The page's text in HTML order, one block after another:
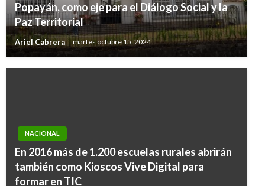
Popayán, como eje para el Diálogo Social y la
Paz Territorial
Ariel Cabrera martes octubre 15, 2024
NACIONAL
En 2016 más de 1.200 escuelas rurales abrirán
también como Kioscos Vive Digital para
formar en TIC